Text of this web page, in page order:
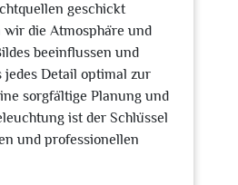
geschickt
wir die Atmosphäre und
beeinflussen und
jedes Detail optimal zur
sorgfältige Planung und
ist der Schlüssel
und professionellen